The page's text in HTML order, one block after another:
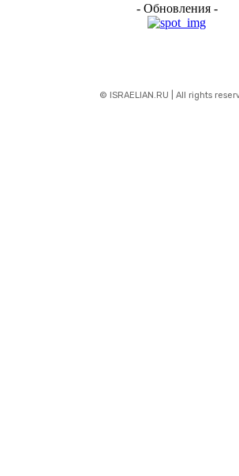
- Обновления -
© ISRAELIAN.RU | All rights